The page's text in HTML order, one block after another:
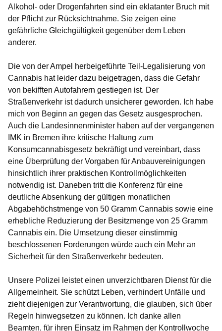
Alkohol- oder Drogenfahrten sind ein eklatanter Bruch mit
der Pflicht zur Rücksichtnahme. Sie zeigen eine
gefährliche Gleichgültigkeit gegenüber dem Leben
anderer.
Die von der Ampel herbeigeführte Teil-Legalisierung von
Cannabis hat leider dazu beigetragen, dass die Gefahr
von bekifften Autofahrern gestiegen ist. Der
Straßenverkehr ist dadurch unsicherer geworden. Ich habe
mich von Beginn an gegen das Gesetz ausgesprochen.
Auch die Landesinnenminister haben auf der vergangenen
IMK in Bremen ihre kritische Haltung zum
Konsumcannabisgesetz bekräftigt und vereinbart, dass
eine Überprüfung der Vorgaben für Anbauvereinigungen
hinsichtlich ihrer praktischen Kontrollmöglichkeiten
notwendig ist. Daneben tritt die Konferenz für eine
deutliche Absenkung der gültigen monatlichen
Abgabehöchstmenge von 50 Gramm Cannabis sowie eine
erhebliche Reduzierung der Besitzmenge von 25 Gramm
Cannabis ein. Die Umsetzung dieser einstimmig
beschlossenen Forderungen würde auch ein Mehr an
Sicherheit für den Straßenverkehr bedeuten.
Unsere Polizei leistet einen unverzichtbaren Dienst für die
Allgemeinheit. Sie schützt Leben, verhindert Unfälle und
zieht diejenigen zur Verantwortung, die glauben, sich über
Regeln hinwegsetzen zu können. Ich danke allen
Beamten, für ihren Einsatz im Rahmen der Kontrollwoche